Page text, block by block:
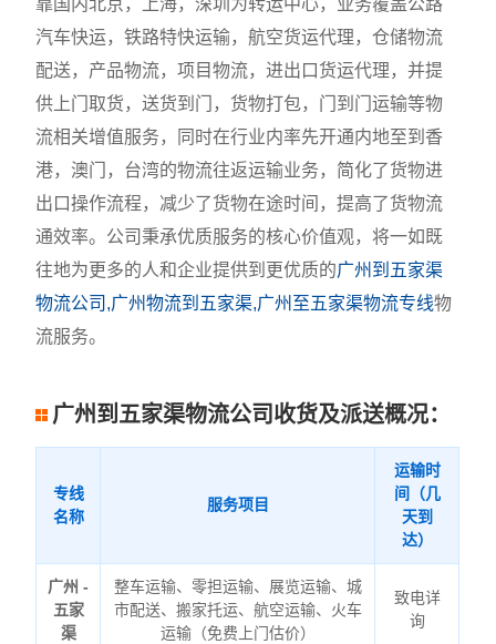
靠国内北京，上海，深圳为转运中心，业务覆盖公路
汽车快运，铁路特快运输，航空货运代理，仓储物流
配送，产品物流，项目物流，进出口货运代理，并提
供上门取货，送货到门，货物打包，门到门运输等物
流相关增值服务，同时在行业内率先开通内地至到香
港，澳门，台湾的物流往返运输业务，简化了货物进
出口操作流程，减少了货物在途时间，提高了货物流
通效率。公司秉承优质服务的核心价值观，将一如既
往地为更多的人和企业提供到更优质的广州到五家渠
物流公司,广州物流到五家渠,广州至五家渠物流专线物
流服务。
广州到五家渠物流公司收货及派送概况：
专线
名称
服务项目
运输时
间（几
天到
达）
广州 -
五家
渠
整车运输、零担运输、展览运输、城
市配送、搬家托运、航空运输、火车
运输（免费上门估价）
致电详
询